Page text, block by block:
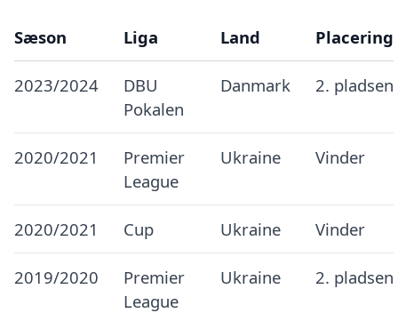
Sæson Liga Land Placering
2023/2024
DBU
Pokalen
Danmark 2. pladsen
2020/2021
Premier
League
Ukraine Vinder
2020/2021 Cup Ukraine Vinder
2019/2020
Premier
League
Ukraine 2. pladsen